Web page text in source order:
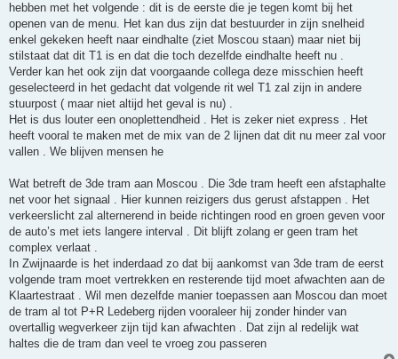
hebben met het volgende : dit is de eerste die je tegen komt bij het
openen van de menu. Het kan dus zijn dat bestuurder in zijn snelheid
enkel gekeken heeft naar eindhalte (ziet Moscou staan) maar niet bij
stilstaat dat dit T1 is en dat die toch dezelfde eindhalte heeft nu .
Verder kan het ook zijn dat voorgaande collega deze misschien heeft
geselecteerd in het gedacht dat volgende rit wel T1 zal zijn in andere
stuurpost ( maar niet altijd het geval is nu) .
Het is dus louter een onoplettendheid . Het is zeker niet express . Het
heeft vooral te maken met de mix van de 2 lijnen dat dit nu meer zal voor
vallen . We blijven mensen he
Wat betreft de 3de tram aan Moscou . Die 3de tram heeft een afstaphalte
net voor het signaal . Hier kunnen reizigers dus gerust afstappen . Het
verkeerslicht zal alternerend in beide richtingen rood en groen geven voor
de auto’s met iets langere interval . Dit blijft zolang er geen tram het
complex verlaat .
In Zwijnaarde is het inderdaad zo dat bij aankomst van 3de tram de eerst
volgende tram moet vertrekken en resterende tijd moet afwachten aan de
Klaartestraat . Wil men dezelfde manier toepassen aan Moscou dan moet
de tram al tot P+R Ledeberg rijden vooraleer hij zonder hinder van
overtallig wegverkeer zijn tijd kan afwachten . Dat zijn al redelijk wat
haltes die de tram dan veel te vroeg zou passeren